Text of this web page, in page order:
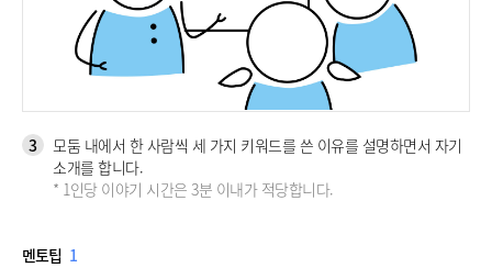
3
모둠 내에서 한 사람씩 세 가지 키워드를 쓴 이유를 설명하면서 자기
소개를 합니다.
* 1인당 이야기 시간은 3분 이내가 적당합니다.
멘토팁 1